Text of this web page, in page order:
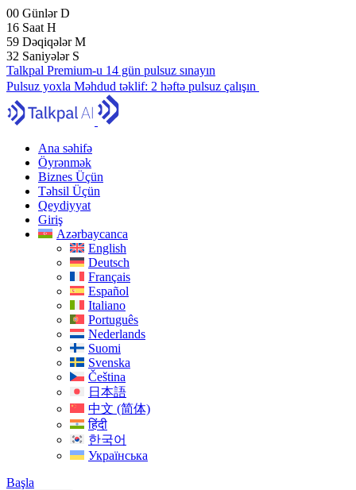
00 GünlərD
16 Saat H
59 DəqiqələrM
31 Saniyələr S
Talkpal Premium-u 14 gün pulsuz sınayın
Pulsuz yoxla Məhdud təklif: 2 həftə pulsuz çalışın
Ana səhifə
Öyrənmək
Biznes Üçün
Təhsil Üçün
Qeydiyyat
Giriş
Azərbaycanca
English
Deutsch
Français
Español
Italiano
Português
Nederlands
Suomi
Svenska
Čeština
日本語
中文 (简体)
हिंदी
한국어
Українська
Başla